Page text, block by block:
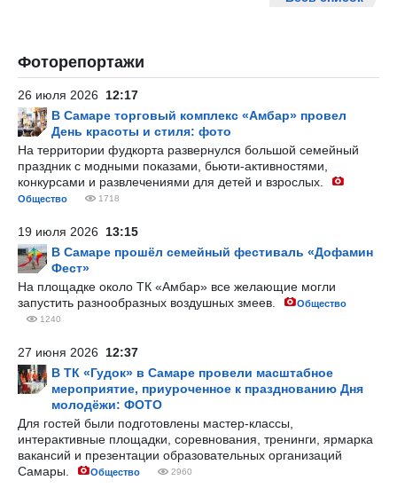
Фоторепортажи
26 июля 2026 12:17
В Самаре торговый комплекс «Амбар» провел
День красоты и стиля: фото
На территории фудкорта развернулся большой семейный
праздник с модными показами, бьюти-активностями,
конкурсами и развлечениями для детей и взрослых.
Общество 1718
19 июля 2026 13:15
В Самаре прошёл семейный фестиваль «Дофамин
Фест»
На площадке около ТК «Амбар» все желающие могли
запустить разнообразных воздушных змеев.
Общество
1240
27 июня 2026 12:37
В ТК «Гудок» в Самаре провели масштабное
мероприятие, приуроченное к празднованию Дня
молодёжи: ФОТО
Для гостей были подготовлены мастер-классы,
интерактивные площадки, соревнования, тренинги, ярмарка
вакансий и презентации образовательных организаций
Самары.
Общество 2960